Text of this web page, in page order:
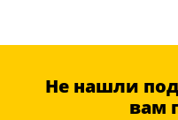
Не нашли
вам